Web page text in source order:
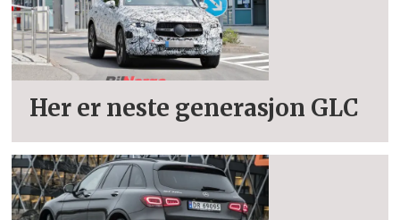
Her er neste generasjon GLC